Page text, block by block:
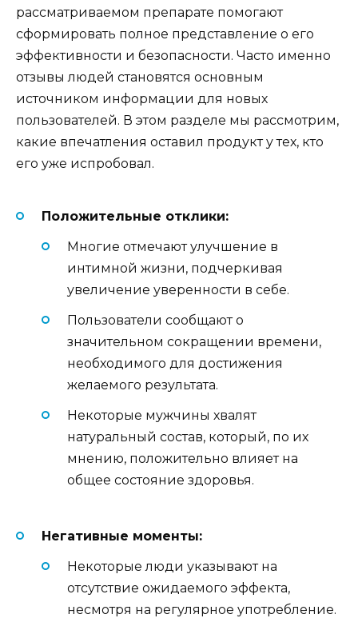
рассматриваемом препарате помогают
сформировать полное представление о его
эффективности и безопасности. Часто именно
отзывы людей становятся основным
источником информации для новых
пользователей. В этом разделе мы рассмотрим,
какие впечатления оставил продукт у тех, кто
его уже испробовал.
Положительные отклики:
Многие отмечают улучшение в
интимной жизни, подчеркивая
увеличение уверенности в себе.
Пользователи сообщают о
значительном сокращении времени,
необходимого для достижения
желаемого результата.
Некоторые мужчины хвалят
натуральный состав, который, по их
мнению, положительно влияет на
общее состояние здоровья.
Негативные моменты:
Некоторые люди указывают на
отсутствие ожидаемого эффекта,
несмотря на регулярное употребление.